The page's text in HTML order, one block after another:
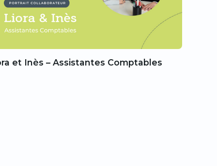
et Inès – Assistantes Comptables